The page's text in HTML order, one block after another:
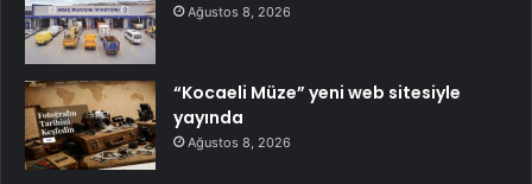
Ağustos 8, 2026
“Kocaeli Müze” yeni web sitesiyle
yayında
Ağustos 8, 2026